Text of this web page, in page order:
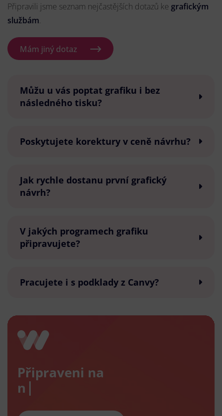
Připravili jsme seznam nejčastějších dotazů ke grafickým
službám.
Mám jiný dotaz
Můžu u vás poptat grafiku i bez
následného tisku?
Poskytujete korektury v ceně návrhu?
Jak rychle dostanu první grafický
návrh?
V jakých programech grafiku
připravujete?
Pracujete i s podklady z Canvy?
Připraveni na
nový